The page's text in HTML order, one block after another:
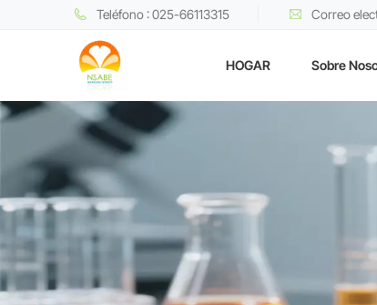
Teléfono : 025-66113315 Correo
HOGAR Sobre